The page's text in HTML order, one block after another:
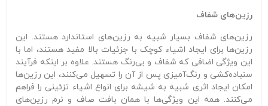
رزین‌های شفاف
رزین‌های شفاف بسیار شبیه به رزین‌های استاندارد هستند. این
رزین‌ها برای ایجاد اشیاء کوچک با جزئیات بالا مفید هستند، اما با
این ویژگی اضافی که شفاف و بی‌رنگ هستند. علاوه بر اینکه فرآیند
سنباده‌کشی و رنگ‌آمیزی پس از آن را تسهیل می‌کنند، این رزین‌ها
امکان ایجاد اثری شبیه به شیشه برای انواع اشیاء تزئینی را فراهم
می‌کنند. همه این ویژگی‌ها با همان بافت صاف و نرم رزین‌های